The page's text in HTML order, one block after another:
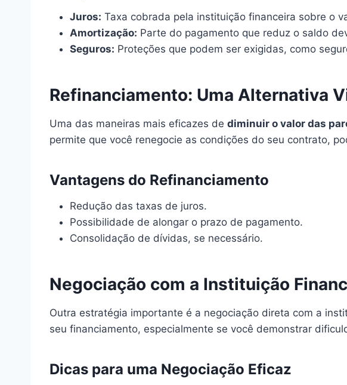
Juros: Taxa cobrada pela instituição financeira sobre o
Amortização: Parte do pagamento que reduz o saldo
Seguros: Proteções que podem ser exigidas, como
Refinanciamento: Uma Alternativa
Uma das maneiras mais eficazes de diminuir o valor das
permite que você renegocie as condições do seu contrato,
Vantagens do Refinanciamento
Redução das taxas de juros.
Possibilidade de alongar o prazo de pagamento.
Consolidação de dívidas, se necessário.
Negociação com a Instituição
Outra estratégia importante é a negociação direta com a
seu financiamento, especialmente se você demonstrar
Dicas para uma Negociação Eficaz